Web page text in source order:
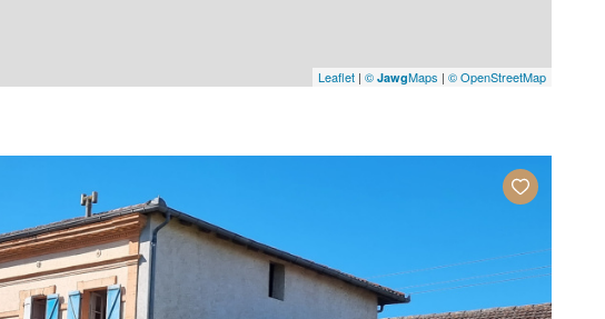
Leaflet | © JawgMaps | © OpenStreetMap